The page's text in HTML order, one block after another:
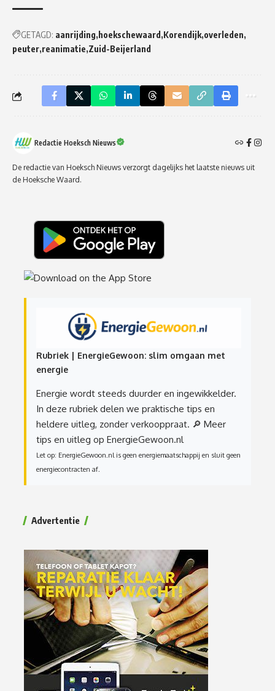
GETAGD: aanrijding hoekschewaard Korendijk overleden
peuter reanimatie Zuid-Beijerland
Redactie Hoeksch Nieuws
De redactie van Hoeksch Nieuws verzorgt dagelijks het laatste nieuws uit
de Hoeksche Waard.
Rubriek | EnergieGewoon: slim omgaan met
energie
Energie wordt steeds duurder en ingewikkelder.
In deze rubriek delen we praktische tips en
heldere uitleg, zonder verkooppraat. 🔎 Meer
tips en uitleg op EnergieGewoon.nl
Let op: EnergieGewoon.nl is geen energiemaatschappij en sluit geen
energiecontracten af.
Advertentie